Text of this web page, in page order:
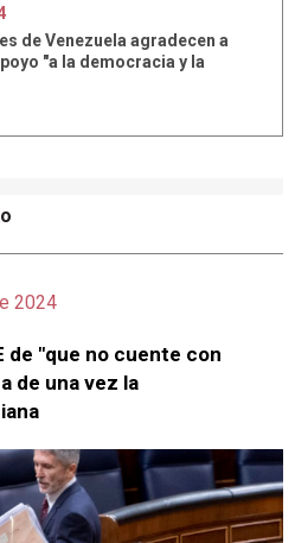
2024
de "que no cuente con
de una vez la
de Venezuela agradecen a
"a la democracia y la